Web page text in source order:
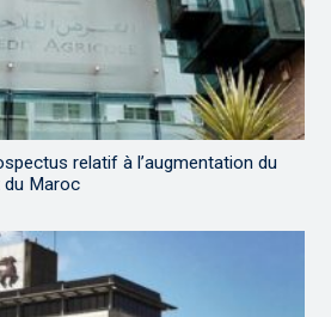
relatif à l’augmentation du
du Maroc